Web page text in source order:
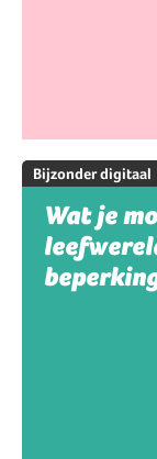
Bijzonder digitaal
Wat je